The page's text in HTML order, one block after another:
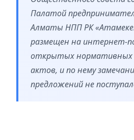
Палатой
Алматы НПП РК
размещен на интернет-
открытых нормативных
актов, и по нему
предложений не